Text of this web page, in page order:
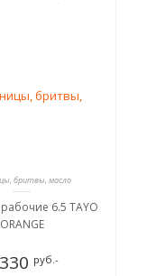
бритвы, масло
6.5 TAYO
ORANGE
руб.-